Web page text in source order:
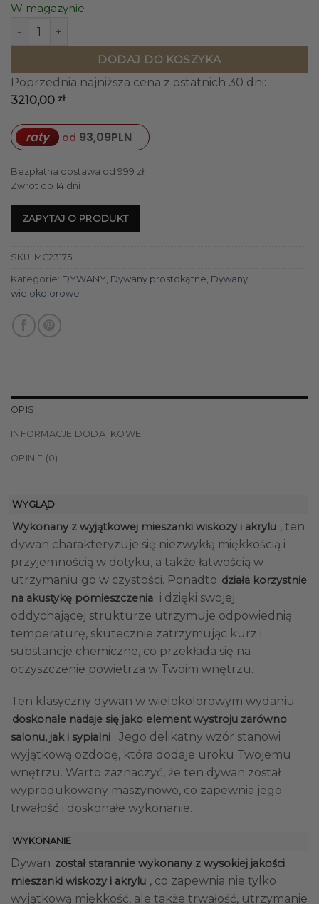
W magazynie
ilość DYWAN Layor Blue Fantasy, wielokolorowy,
DODAJ DO KOSZYKA
Poprzednia najniższa cena z ostatnich 30 dni:
3210,00 zł.
raty od 93,09PLN
Bezpłatna dostawa od 999 zł
Zwrot do 14 dni
ZAPYTAJ O PRODUKT
SKU: MC23175
Kategorie: DYWANY Dywany prostokątne Dywany
wielokolorowe
OPIS
INFORMACJE DODATKOWE
OPINIE (0)
WYGLĄD
Wykonany z wyjątkowej mieszanki wiskozy i akrylu , ten
dywan charakteryzuje się niezwykłą miękkością i
przyjemnością w dotyku, a także łatwością w
utrzymaniu go w czystości. Ponadto działa korzystnie
na akustykę pomieszczenia i dzięki swojej
oddychającej strukturze utrzymuje odpowiednią
temperaturę, skutecznie zatrzymując kurz i
substancje chemiczne, co przekłada się na
oczyszczenie powietrza w Twoim wnętrzu.
Ten klasyczny dywan w wielokolorowym wydaniu
doskonale nadaje się jako element wystroju zarówno
salonu, jak i sypialni . Jego delikatny wzór stanowi
wyjątkową ozdobę, która dodaje uroku Twojemu
wnętrzu. Warto zaznaczyć, że ten dywan został
wyprodukowany maszynowo, co zapewnia jego
trwałość i doskonałe wykonanie.
WYKONANIE
Dywan został starannie wykonany z wysokiej jakości
mieszanki wiskozy i akrylu , co zapewnia nie tylko
wyjątkową miękkość, ale także trwałość, utrzymanie